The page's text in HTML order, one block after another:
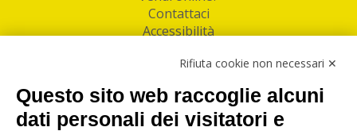
Contattaci
Accessibilità
Facebook
Linkedin
Rifiuta cookie non necessari ✕
Questo sito web raccoglie alcuni
dati personali dei visitatori e